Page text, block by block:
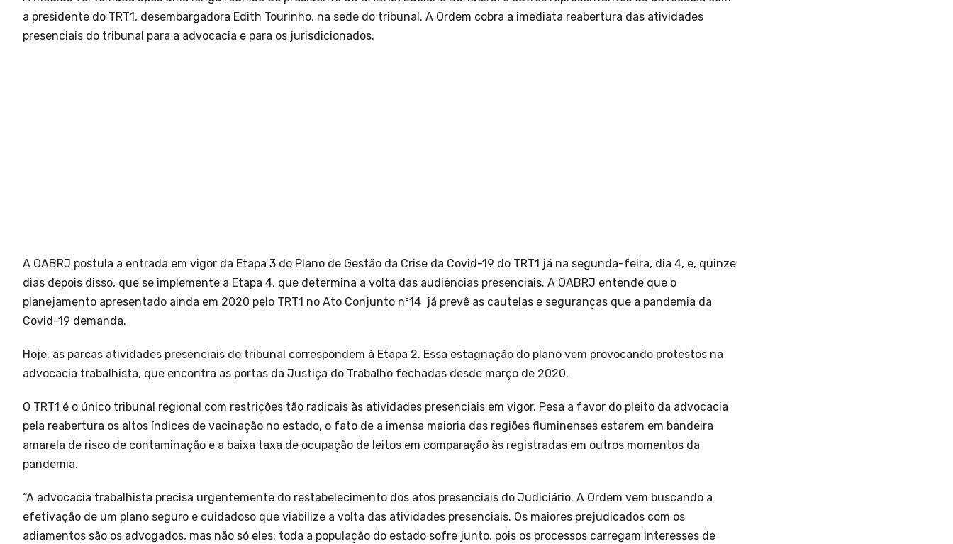
a presidente do TRT1, desembargadora Edith Tourinho, na sede do tribunal. A Ordem cobra a imediata reabertura das atividades
presenciais do tribunal para a advocacia e para os jurisdicionados.
A OABRJ postula a entrada em vigor da Etapa 3 do Plano de Gestão da Crise da Covid-19 do TRT1 já na segunda-feira, dia 4, e, quinze
dias depois disso, que se implemente a Etapa 4, que determina a volta das audiências presenciais. A OABRJ entende que o
planejamento apresentado ainda em 2020 pelo TRT1 no Ato Conjunto nº14 já prevê as cautelas e seguranças que a pandemia da
Covid-19 demanda.
Hoje, as parcas atividades presenciais do tribunal correspondem à Etapa 2. Essa estagnação do plano vem provocando protestos na
advocacia trabalhista, que encontra as portas da Justiça do Trabalho fechadas desde março de 2020.
O TRT1 é o único tribunal regional com restrições tão radicais às atividades presenciais em vigor. Pesa a favor do pleito da advocacia
pela reabertura os altos índices de vacinação no estado, o fato de a imensa maioria das regiões fluminenses estarem em bandeira
amarela de risco de contaminação e a baixa taxa de ocupação de leitos em comparação às registradas em outros momentos da
pandemia.
“A advocacia trabalhista precisa urgentemente do restabelecimento dos atos presenciais do Judiciário. A Ordem vem buscando a
efetivação de um plano seguro e cuidadoso que viabilize a volta das atividades presenciais. Os maiores prejudicados com os
adiamentos são os advogados, mas não só eles: toda a população do estado sofre junto, pois os processos carregam interesses de